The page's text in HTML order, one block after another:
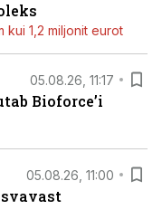
kui 1,2 miljonit eurot
05.08.26, 11:17
Bioforce’i
05.08.26, 11:00